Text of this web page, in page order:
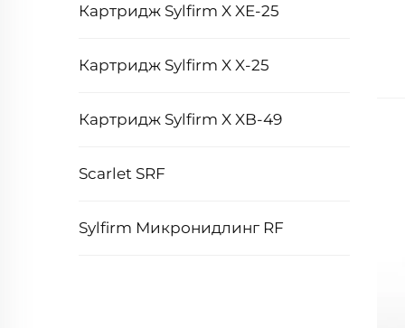
Картридж Sylfirm X XE-25
Картридж Sylfirm X X-25
Картридж Sylfirm X XB-49
Scarlet SRF
Sylfirm Микронидлинг RF